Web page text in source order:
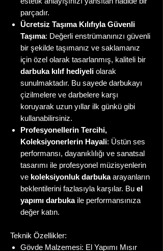
parçadır.
Ücretsiz Taşıma Kılıfıyla Güvenli
Taşıma: Değerli enstrümanınızı güvenli
bir şekilde taşımanız ve saklamanız
için özel olarak tasarlanmış, kaliteli bir
darbuka kılıf hediyeli olarak
sunulmaktadır. Bu sayede darbukayı
çizilmelere ve darbelere karşı
koruyarak uzun yıllar ilk günkü gibi
kullanabilirsiniz.
Profesyonellerin Tercihi,
Koleksiyonerlerin Hayali: Üstün ses
performansı, dayanıklılığı ve sanatsal
tasarımı ile profesyonel müzisyenlerin
ve koleksiyonluk darbukaarayanların
beklentilerini fazlasıyla karşılar. Bu el
yapımı darbukaile performansınıza
değer katın.
Teknik Özellikler:
Gövde Malzemesi: El Yapımı Mısır